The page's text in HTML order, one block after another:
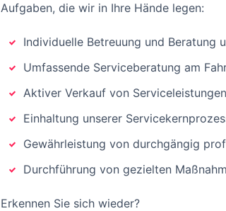
Aufgaben, die wir in Ihre Hände legen:
Individuelle Betreuung und Beratung
Umfassende Serviceberatung am
Aktiver Verkauf von Serviceleistungen
Einhaltung unserer
Gewährleistung von durchgängig
Durchführung von gezielten
Erkennen Sie sich wieder?